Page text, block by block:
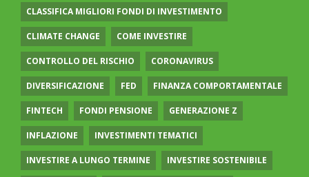
CLASSIFICA MIGLIORI FONDI DI INVESTIMENTO
CLIMATE CHANGE COME INVESTIRE
CONTROLLO DEL RISCHIO CORONAVIRUS
DIVERSIFICAZIONE FED FINANZA COMPORTAMENTALE
FINTECH FONDI PENSIONE GENERAZIONE Z
INFLAZIONE INVESTIMENTI TEMATICI
INVESTIRE A LUNGO TERMINE INVESTIRE SOSTENIBILE